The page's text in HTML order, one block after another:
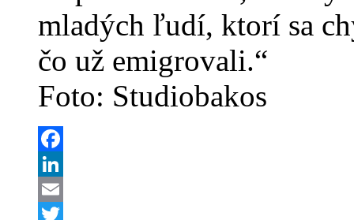
mladých ľudí, ktorí sa
čo už emigrovali.“
Foto: Studiobakos
Facebook
LinkedIn
Email